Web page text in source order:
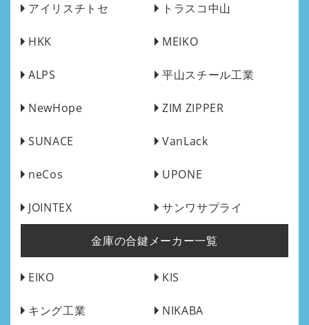
アイリスチトセ トラスコ中山
HKK MEIKO
ALPS 平山スチール工業
NewHope ZIM ZIPPER
SUNACE VanLack
neCos UPONE
JOINTEX サンワサプライ
金庫の合鍵メーカー一覧
EIKO KIS
キング工業 NIKABA